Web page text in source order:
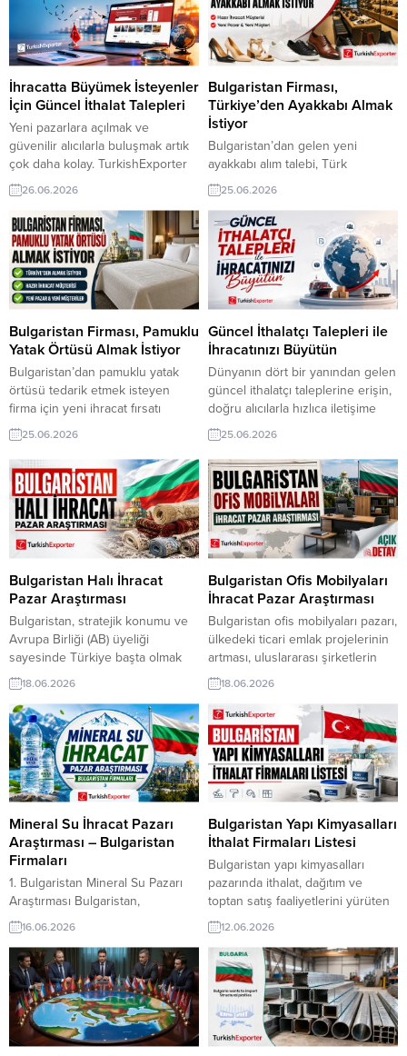
yeni iş bağlantıları kurabilir.
Hastane ekipmanları ithalat
talepleri
ulaşın, yeni pazarlara açılın ve
ihracat hacminizi güvenle
büyütün. ⮩ Yüzlerce yeni ihracat
fırsatlarını görüntüleyin! Filistinli
Firma, Okul Mobilyası Satın Almak
İstiyorBulgaristanlı Şirket, Kraft
Gıda...
İhracatta Büyümek İsteyenler
İçin Güncel İthalat Talepleri
Yeni pazarlara açılmak ve
güvenilir alıcılarla buluşmak artık
çok daha kolay. TurkishExporter
ile güncel ithalat taleplerine
anında ulaşın, ürünlerinizi dünya
pazarına tanıtın ve ihracatınızı
yeni iş fırsatlarıyla büyütün.
Doğru müşteriye daha hızlı
ulaşarak küresel ticarette avantaj
kazanın. ⮩ Yüzlerce yeni ihracat
fırsatlarını görüntüleyin! İngiliz
Şirket, Türkiye’den Polar Kumaş
İthalatıyla İlgileniyorKenyalı...
26.06.2026
Bulgaristan Firması,
Türkiye’den Ayakkabı Almak
İstiyor
Bulgaristan’dan gelen yeni
ayakkabı alım talebi, Türk
üreticileri için önemli bir ihracat
fırsatı sunuyor. Kadın, erkek ve
çocuk ayakkabılarında tedarikçi
arayan Bulgar alıcılarla buluşmak,
yeni pazarlara açılmak ve ihracat
hacmini artırmak için
TurkishExporter fırsatlarını
değerlendirin. ➤ Talebin
detaylarına buradan
ulaşabilirsiniz.
25.06.2026
Bulgaristan Firması, Pamuklu
Yatak Örtüsü Almak İstiyor
Bulgaristan’dan pamuklu yatak
örtüsü tedarik etmek isteyen
firma için yeni ihracat fırsatı
yayınlandı. Ev tekstili üreticileri,
doğrudan alıcı taleplerine
ulaşarak Bulgaristan pazarında
yeni iş bağlantıları kurabilir,
ihracat hacmini güvenilir ticaret
fırsatlarıyla büyütebilir. İlan linki
25.06.2026
Güncel İthalatçı Talepleri ile
İhracatınızı Büyütün
Dünyanın dört bir yanından gelen
güncel ithalatçı taleplerine erişin,
doğru alıcılarla hızlıca iletişime
geçin ve ihracat hacminizi artırın.
TurkishExporter ile yeni pazarlara
ulaşın, güvenilir müşteriler bulun
ve ihracatta sürdürülebilir
büyüme yakalayın. ⮩ Yüzlerce
yeni ihracat fırsatlarını
görüntüleyin! Almanya Firması,
Türkiye’den Şalvar Pantolon
Almak İstiyorSuudi Arabistan’dan
Alıcı, Çocuk Giyim Tedarikçisi
ArıyorPortekizli...
25.06.2026
Bulgaristan Halı İhracat
Pazar Araştırması
Bulgaristan, stratejik konumu ve
Avrupa Birliği (AB) üyeliği
sayesinde Türkiye başta olmak
üzere küresel halı üreticileri için
istikrarlı bir pazardır. Ülkede
gayrimenkul projelerinin ve
turizm yatırımlarının (oteller,
restoranlar) devam etmesi, zemin
kaplama ve halı sektörüne yönelik
talebi canlı tutmaktadır.
TurkishExporter VIP üyeleri! Tüm
dünyadan yüz binlerce firma
adresi içeren sektör/şirketler
listelerinden...
18.06.2026
Bulgaristan Ofis Mobilyaları
İhracat Pazar Araştırması
Bulgaristan ofis mobilyaları pazarı,
ülkedeki ticari emlak projelerinin
artması, uluslararası şirketlerin
Sofya, Filibe (Plovdiv) ve Varna
gibi büyük şehirlerde ofis açması
ve çalışma dinamiklerinin
değişmesiyle istikrarlı bir büyüme
trendi yakalamıştır. Pazardaki
temel gelişmeler ve dinamikler şu
şekildedir: TurkishExporter VIP
üyeleri! Tüm dünyadan yüz
binlerce firma adresi içeren
sektör/şirketler listelerinden
sektörünüze uygun...
18.06.2026
Mineral Su İhracat Pazarı
Araştırması – Bulgaristan
Firmaları
1. Bulgaristan Mineral Su Pazarı
Araştırması Bulgaristan,
Avrupa’nın jeotermal ve mineral
su kaynakları bakımından en
zengin ülkelerinden biridir. Yerel
pazar hem güçlü bir yerli üretime
hem de özellikle premium,
fonksiyonel ve aromalı sular
segmentinde sürekli büyüyen bir
ithalat hacmine sahiptir. Pazarın
16.06.2026
Bulgaristan Yapı Kimyasalları
İthalat Firmaları Listesi
Bulgaristan yapı kimyasalları
pazarında ithalat, dağıtım ve
toptan satış faaliyetlerini yürüten
firmalar genel olarak özel
kimyasal distribütörleri (üreticilere
hammadde ve katkı maddesi
sağlayanlar) ve büyük yapı
malzemesi toptancıları (hazır
paketli yapı kimyasallarını
şantiyelere ve marketlere
dağıtanlar) olarak ikiye
12.06.2026